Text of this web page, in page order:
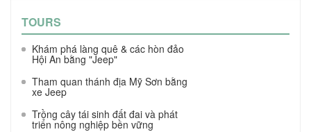
TOURS
Khám phá làng quê & các hòn đảo
Hội An bằng "Jeep"
Tham quan thánh địa Mỹ Sơn bằng
xe Jeep
Trồng cây tái sinh đất đai và phát
triển nông nghiệp bền vững